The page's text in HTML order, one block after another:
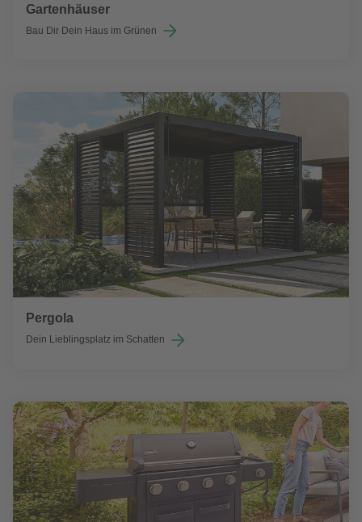
Gartenhäuser
Bau Dir Dein Haus im Grünen
Pergola
Dein Lieblingsplatz im Schatten